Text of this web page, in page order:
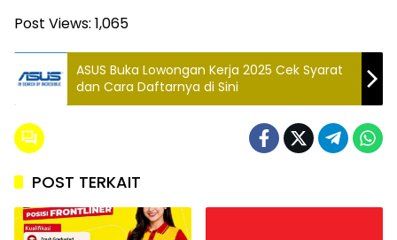
Post Views: 1,065
ASUS Buka Lowongan Kerja 2025 Cek Syarat
dan Cara Daftarnya di Sini
POST TERKAIT